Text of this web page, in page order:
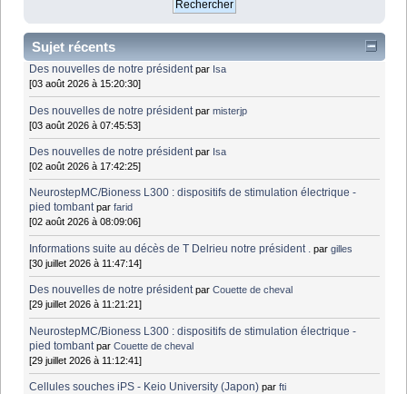
Sujet récents
Des nouvelles de notre président par Isa
[03 août 2026 à 15:20:30]
Des nouvelles de notre président parmisterjp
[03 août 2026 à 07:45:53]
Des nouvelles de notre président par Isa
[02 août 2026 à 17:42:25]
NeurostepMC/Bioness L300 : dispositifs de stimulation électrique -
pied tombant parfarid
[02 août 2026 à 08:09:06]
Informations suite au décès de T Delrieu notre président . pargilles
[30 juillet 2026 à 11:47:14]
Des nouvelles de notre président parCouette de cheval
[29 juillet 2026 à 11:21:21]
NeurostepMC/Bioness L300 : dispositifs de stimulation électrique -
pied tombant parCouette de cheval
[29 juillet 2026 à 11:12:41]
Cellules souches iPS - Keio University (Japon) parfti